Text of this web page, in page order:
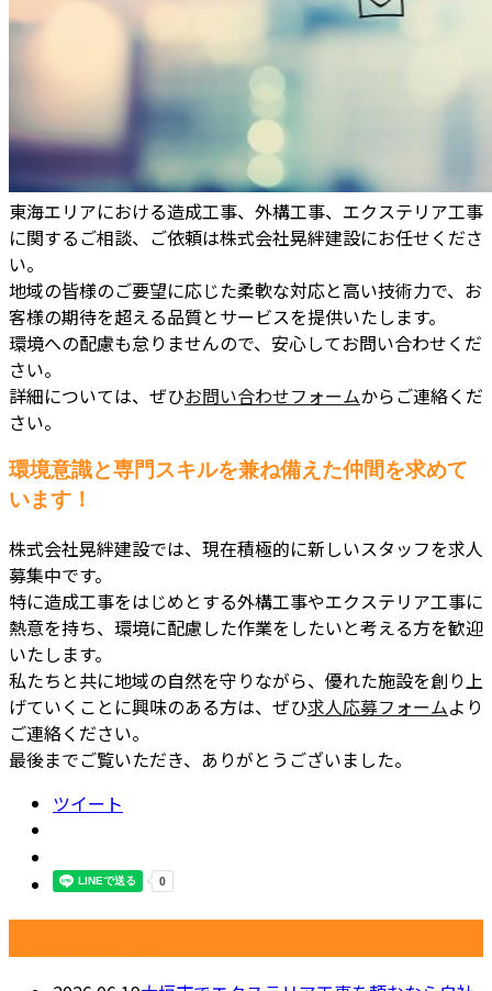
東海エリアにおける造成工事、外構工事、エクステリア工事
に関するご相談、ご依頼は株式会社晃絆建設にお任せくださ
い。
地域の皆様のご要望に応じた柔軟な対応と高い技術力で、お
客様の期待を超える品質とサービスを提供いたします。
環境への配慮も怠りませんので、安心してお問い合わせくだ
さい。
詳細については、ぜひお問い合わせフォームからご連絡くだ
さい。
環境意識と専門スキルを兼ね備えた仲間を求めて
います！
株式会社晃絆建設では、現在積極的に新しいスタッフを求人
募集中です。
特に造成工事をはじめとする外構工事やエクステリア工事に
熱意を持ち、環境に配慮した作業をしたいと考える方を歓迎
いたします。
私たちと共に地域の自然を守りながら、優れた施設を創り上
げていくことに興味のある方は、ぜひ求人応募フォームより
ご連絡ください。
最後までご覧いただき、ありがとうございました。
ツイート